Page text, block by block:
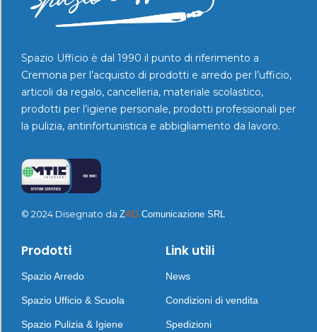
Spazio Ufficio è dal 1990 il punto di riferimento a
Cremona per l’acquisto di prodotti e arredo per l’ufficio,
articoli da regalo, cancelleria, materiale scolastico,
prodotti per l’igiene personale, prodotti professionali per
la pulizia, antinfortunistica e abbigliamento da lavoro.
© 2024 Disegnato da ZAG Comunicazione SRL
Prodotti
Spazio Arredo
Spazio Ufficio & Scuola
Spazio Pulizia & Igiene
Link utili
News
Condizioni di vendita
Spedizioni